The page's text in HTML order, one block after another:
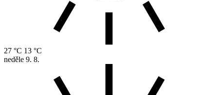
27 °C 13 °C
neděle 9. 8.